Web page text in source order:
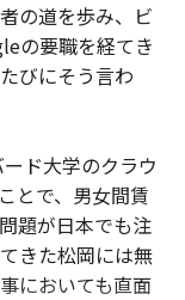
の道を歩み、ビ
の要職を経てき
びにそう言わ
ド大学のクラウ
とで、男女間賃
題が日本でも注
きた松岡には無
においても直面